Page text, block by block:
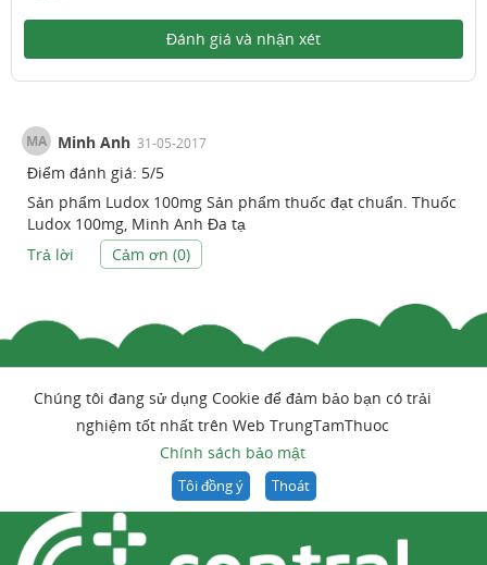
Đánh giá và nhận xét
MA Minh Anh 31-05-2017
Điểm đánh giá: 5/5
Sản phẩm Ludox 100mg Sản phẩm thuốc đạt chuẩn. Thuốc
Ludox 100mg, Minh Anh Đa tạ
Trả lời
Cảm ơn (0)
Chúng tôi đang sử dụng Cookie để đảm bảo bạn có trải
nghiệm tốt nhất trên Web TrungTamThuoc
Chính sách bảo mật
Tôi đồng ý Thoát